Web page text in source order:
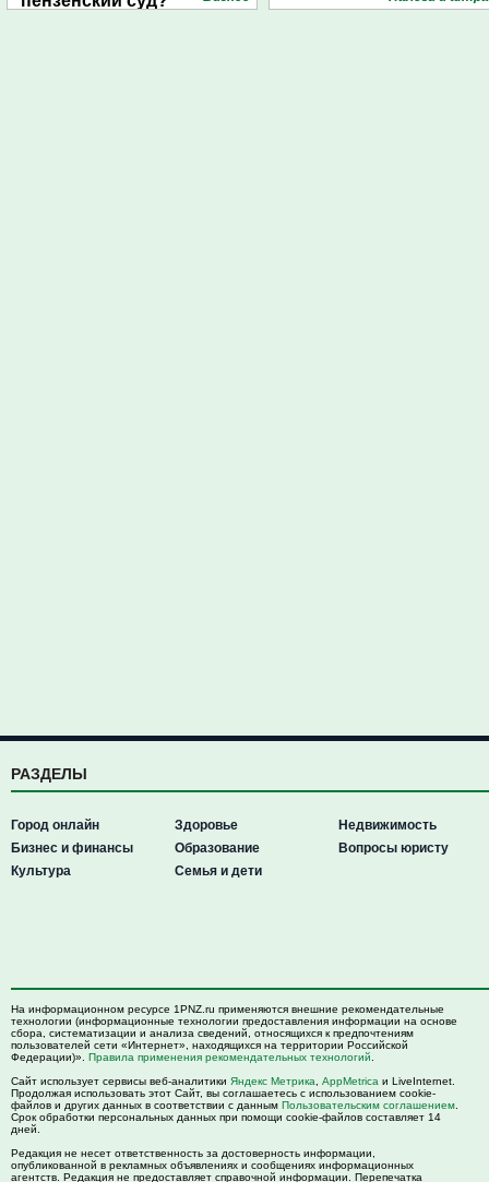
РАЗДЕЛЫ
Город онлайн
Бизнес и финансы
Культура
Здоровье
Образование
Семья и дети
Недвижимость
Вопросы юристу
На информационном ресурсе 1PNZ.ru применяются внешние рекомендательные
технологии (информационные технологии предоставления информации на основе
сбора, систематизации и анализа сведений, относящихся к предпочтениям
пользователей сети «Интернет», находящихся на территории Российской
Федерации)». Правила применения рекомендательных технологий
Сайт использует сервисы веб-аналитики Яндекс Метрика AppMetrica и LiveInternet.
Продолжая использовать этот Сайт, вы соглашаетесь с использованием cookie-
файлов и других данных в соответствии с данным Пользовательским соглашением
Срок обработки персональных данных при помощи cookie-файлов составляет 14
дней.
Редакция не несет ответственность за достоверность информации,
опубликованной в рекламных объявлениях и сообщениях информационных
агентств. Редакция не предоставляет справочной информации. Перепечатка